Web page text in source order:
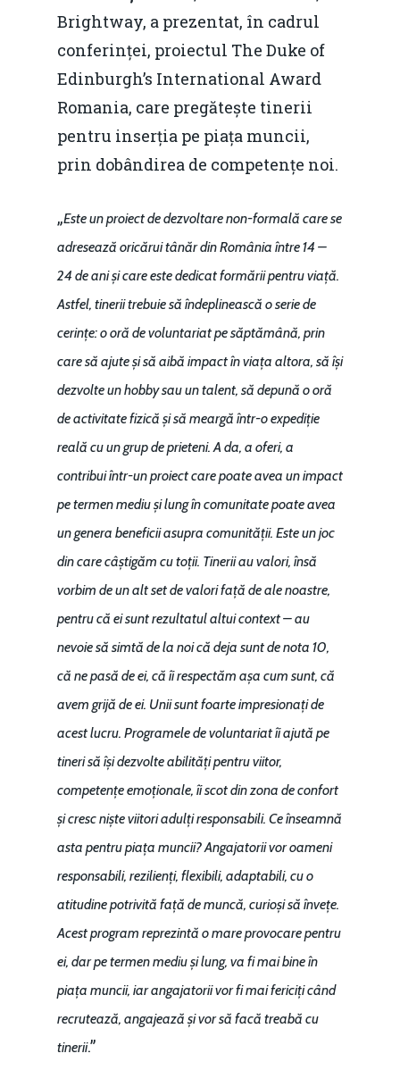
Brightway, a prezentat, în cadrul
conferinței, proiectul The Duke of
Edinburgh’s International Award
Romania, care pregătește tinerii
pentru inserția pe piața muncii,
prin dobândirea de competențe noi.
„Este un proiect de dezvoltare non-formală care se
adresează oricărui tânăr din România între 14 –
24 de ani și care este dedicat formării pentru viață.
Astfel, tinerii trebuie să îndeplinească o serie de
cerințe: o oră de voluntariat pe săptămână, prin
care să ajute și să aibă impact în viața altora, să își
dezvolte un hobby sau un talent, să depună o oră
de activitate fizică și să meargă într-o expediție
reală cu un grup de prieteni. A da, a oferi, a
contribui într-un proiect care poate avea un impact
pe termen mediu și lung în comunitate poate avea
un genera beneficii asupra comunității. Este un joc
din care câștigăm cu toții. Tinerii au valori, însă
vorbim de un alt set de valori față de ale noastre,
pentru că ei sunt rezultatul altui context – au
nevoie să simtă de la noi că deja sunt de nota 10,
că ne pasă de ei, că îi respectăm așa cum sunt, că
avem grijă de ei. Unii sunt foarte impresionați de
acest lucru. Programele de voluntariat îi ajută pe
tineri să își dezvolte abilități pentru viitor,
competențe emoționale, îi scot din zona de confort
și cresc niște viitori adulți responsabili. Ce înseamnă
asta pentru piața muncii? Angajatorii vor oameni
responsabili, rezilienți, flexibili, adaptabili, cu o
atitudine potrivită față de muncă, curioși să învețe.
Acest program reprezintă o mare provocare pentru
ei, dar pe termen mediu și lung, va fi mai bine în
piața muncii, iar angajatorii vor fi mai fericiți când
recrutează, angajează și vor să facă treabă cu
tinerii.”